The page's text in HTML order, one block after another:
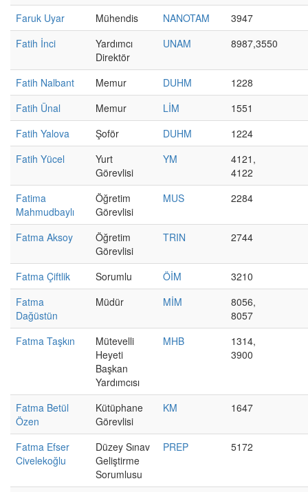
Faruk Uyar
Mühendis NANOTAM
3947
Fatih İnci
Yardımcı
Direktör
UNAM 8987,3550
Fatih Nalbant Memur DUHM
1228
Fatih Ünal
Memur LİM
1551
Fatih Yalova
Şoför DUHM
1224
Fatih Yücel
Yurt
Görevlisi
YM
4121,
4122
Fatima
Mahmudbaylı
Öğretim
Görevlisi
MUS 2284
Fatma Aksoy
Öğretim
Görevlisi
TRIN 2744
Fatma Çiftlik Sorumlu ÖİM
3210
Fatma
Dağüstün
Müdür MİM
8056,
8057
Fatma Taşkın
Mütevelli
Heyeti
Başkan
Yardımcısı
MHB
1314,
3900
Fatma Betül
Özen
Kütüphane
Görevlisi
KM 1647
Fatma Efser
Civelekoğlu
Düzey Sınav
Geliştirme
Sorumlusu
PREP 5172